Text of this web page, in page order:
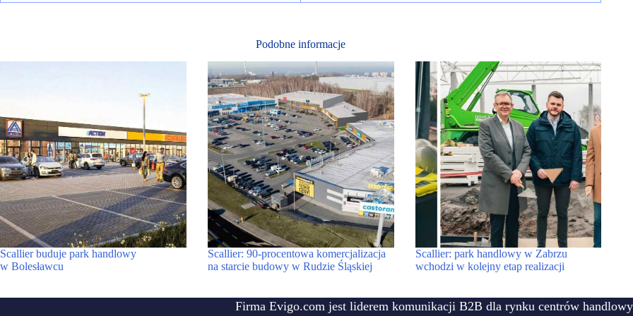
Podobne informacje
Scallier buduje park handlowy
w Bolesławcu
Scallier: 90-procentowa komercjalizacja
na starcie budowy w Rudzie Śląskiej
Scallier: park handlowy w Zabrzu
wchodzi w kolejny etap realizacji
Firma Evigo.com jest liderem komunikacji B2B dla rynku centrów